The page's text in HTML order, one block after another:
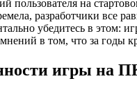
пользователя на
разработчики все
убедитесь в этом:
в том, что за годы
игры на